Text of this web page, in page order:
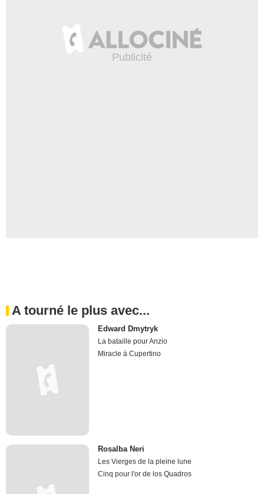
A tourné le plus avec...
Edward Dmytryk
La bataille pour Anzio
Miracle à Cupertino
Rosalba Neri
Les Vierges de la pleine lune
Cinq pour l'or de los Quadros